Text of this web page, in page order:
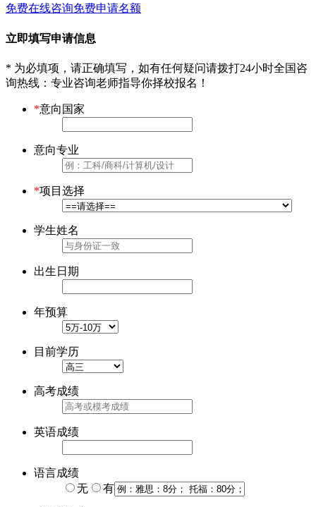
免费在线咨询免费申请名额
立即填写申请信息
* 为必填项，请正确填写，如有任何疑问请拨打24小时全国咨
询热线 ：专业咨询老师指导你择校报名！
*意向国家
意向专业
*项目选择
学生姓名
出生日期
年预算
目前学历
高考成绩
英语成绩
语言成绩
无
有